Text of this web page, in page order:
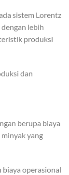
sistem Lorentz
lebih
produksi
dan
berupa biaya
yang
biaya operasional